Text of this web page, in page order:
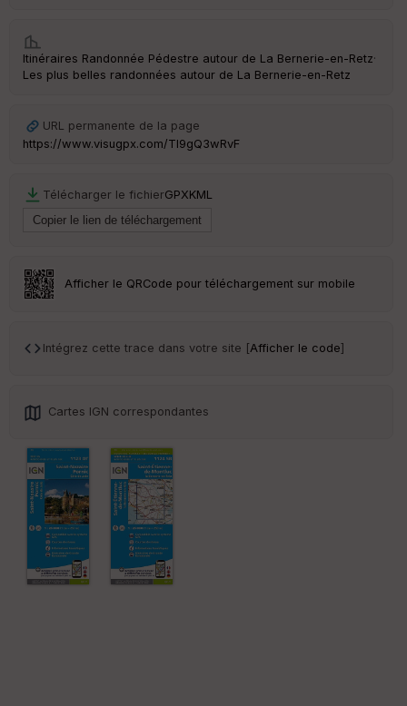
Itinéraires Randonnée Pédestre autour de La Bernerie-en-Retz·
Les plus belles randonnées autour de La Bernerie-en-Retz
URL permanente de la page
https://www.visugpx.com/Tl9gQ3wRvF
Télécharger le fichierGPXKML
Afficher le QRCode pour téléchargement sur mobile
Intégrez cette trace dans votre site [Afficher le code]
Cartes IGN correspondantes